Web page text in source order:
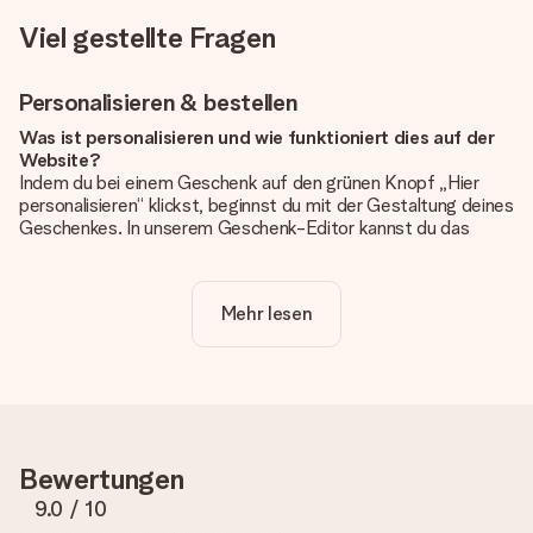
Viel gestellte Fragen
Personalisieren & bestellen
Was ist personalisieren und wie funktioniert dies auf der
Website?
Indem du bei einem Geschenk auf den grünen Knopf „Hier
personalisieren“ klickst, beginnst du mit der Gestaltung deines
Geschenkes. In unserem Geschenk-Editor kannst du das
noch eines unserer angebotenen Designs, um deinem
Geschenk die perfekte Ausstrahlung zu verleihen.
Wir möchten sicherstellen, dass du mit deinem Geschenk
rundum zufrieden bist. Deshalb ist es wichtig, qualitativ
hochwertige Fotos zu verwenden. Wenn du dir nicht sicher
Mehr lesen
Bewertungen
9.0 / 10